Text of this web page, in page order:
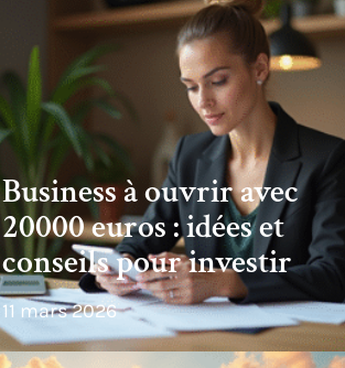
Business à ouvrir avec
20000 euros : idées et
conseils pour investir
11 mars 2026